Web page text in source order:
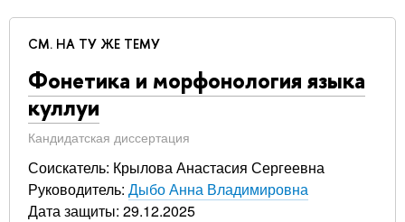
СМ. НА ТУ ЖЕ ТЕМУ
Фонетика и морфонология языка
куллуи
Кандидатская диссертация
Соискатель: Крылова Анастасия Сергеевна
Руководитель: Дыбо Анна Владимировна
Дата защиты: 29.12.2025